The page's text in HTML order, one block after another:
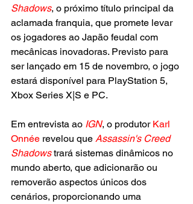
Shadows, o próximo título principal da
aclamada franquia, que promete levar
os jogadores ao Japão feudal com
mecânicas inovadoras. Previsto para
ser lançado em 15 de novembro, o jogo
estará disponível para PlayStation 5,
Xbox Series X|S e PC.
Em entrevista ao IGN, o produtor Karl
Onnée revelou que Assassin's Creed
Shadows trará sistemas dinâmicos no
mundo aberto, que adicionarão ou
removerão aspectos únicos dos
cenários, proporcionando uma